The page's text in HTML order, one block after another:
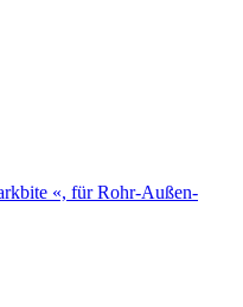
«, für Rohr-Außen-